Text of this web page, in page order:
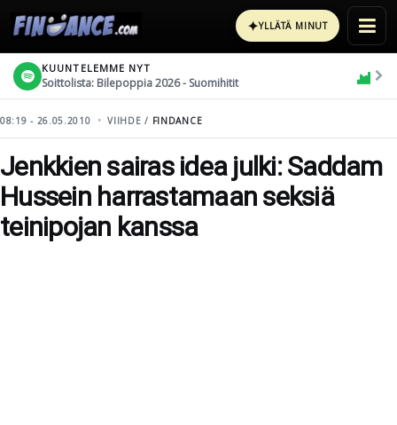
✦YLLÄTÄ MINUT
KUUNTELEMME NYT
Soittolista: Bilepoppia 2026 - Suomihitit
08:19 - 26.05.2010 VIIHDE / FINDANCE
Jenkkien sairas idea julki: Saddam
Hussein harrastamaan seksiä
teinipojan kanssa